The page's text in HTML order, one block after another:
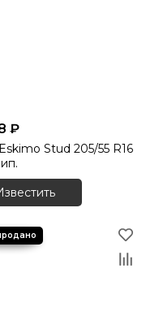
₽
Stud 205/55 R16